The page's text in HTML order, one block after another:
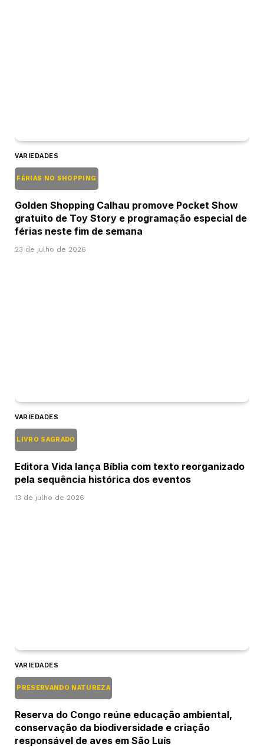
VARIEDADES
FÉRIAS NO SHOPPING
Golden Shopping Calhau promove Pocket Show
gratuito de Toy Story e programação especial de
férias neste fim de semana
23 de julho de 2026
VARIEDADES
LIVRO SAGRADO
Editora Vida lança Bíblia com texto reorganizado
pela sequência histórica dos eventos
13 de julho de 2026
VARIEDADES
PRESERVANDO NATUREZA
Reserva do Congo reúne educação ambiental,
conservação da biodiversidade e criação
responsável de aves em São Luís